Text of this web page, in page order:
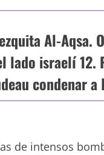
Al-Aqsa.
israelí 12.
condenar a
de intensos